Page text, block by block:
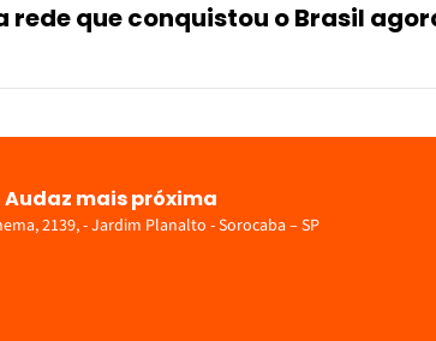
que conquistou o Brasil
Audaz mais próxima
2139, - Jardim Planalto - Sorocaba – SP